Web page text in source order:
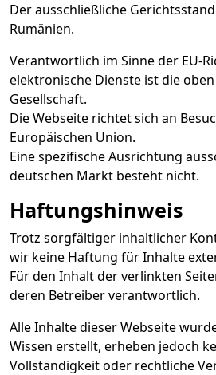
Der ausschließliche
Rumänien.
Verantwortlich im Sinne der EU-
elektronische Dienste ist die
Gesellschaft.
Die Webseite richtet sich an
Europäischen Union.
Eine spezifische Ausrichtung
deutschen Markt besteht nicht.
Haftungshinweis
Trotz sorgfältiger inhaltlicher
wir keine Haftung für Inhalte
Für den Inhalt der verlinkten
deren Betreiber verantwortlich.
Alle Inhalte dieser Webseite
Wissen erstellt, erheben jedoch
Vollständigkeit oder rechtliche